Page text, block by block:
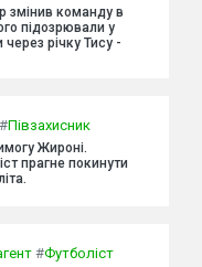
змінив команду в
підозрювали у
через річку Тису -
#Півзахисник
Жироні.
прагне покинути
#Футболіст